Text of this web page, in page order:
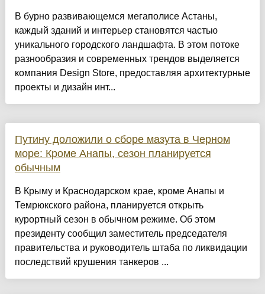
​В бурно развивающемся мегаполисе Астаны,
каждый зданий и интерьер становятся частью
уникального городского ландшафта. В этом потоке
разнообразия и современных трендов выделяется
компания Design Store, предоставляя архитектурные
проекты и дизайн инт...
Путину доложили о сборе мазута в Черном
море: Кроме Анапы, сезон планируется
обычным
В Крыму и Краснодарском крае, кроме Анапы и
Темрюкского района, планируется открыть
курортный сезон в обычном режиме. Об этом
президенту сообщил заместитель председателя
правительства и руководитель штаба по ликвидации
последствий крушения танкеров ...